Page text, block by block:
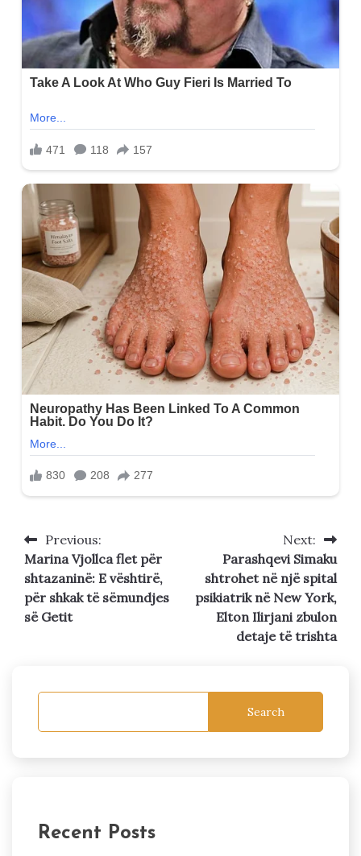
Post
navigation
Previous:
Marina Vjollca flet për
shtazaninë: E vështirë,
për shkak të sëmundjes
së Getit
Next:
Parashqevi Simaku
shtrohet në një spital
psikiatrik në New York,
Elton Ilirjani zbulon
detaje të trishta
Search
Recent Posts